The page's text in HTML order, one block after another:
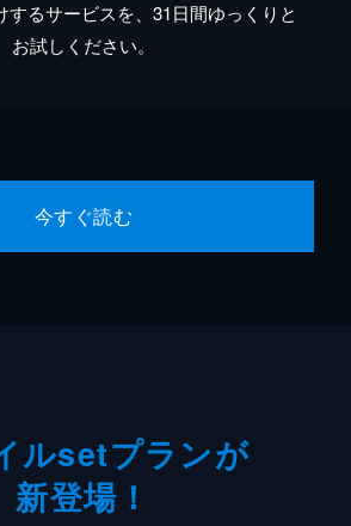
するサービスを、31日間ゆっくりと
お試しください。
今すぐ読む
ルsetプランが
新登場！